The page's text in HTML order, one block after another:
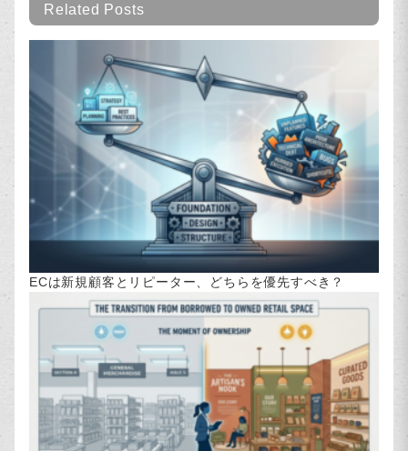
Related Posts
ECは新規顧客とリピーター、どちらを優先すべき？